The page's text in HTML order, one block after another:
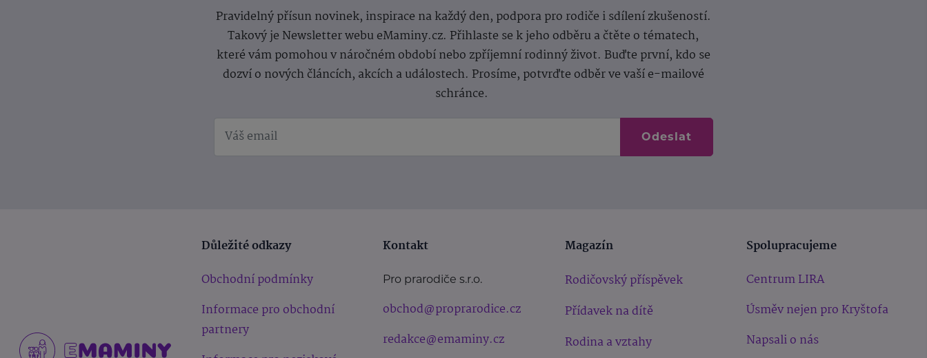
Pravidelný přísun novinek, inspirace na každý den, podpora pro rodiče i sdílení zkušeností.
Takový je Newsletter webu eMaminy.cz. Přihlaste se k jeho odběru a čtěte o tématech,
které vám pomohou v náročném období nebo zpříjemní rodinný život. Buďte první, kdo se
dozví o nových článcích, akcích a událostech. Prosíme, potvrďte odběr ve vaší e-mailové
schránce.
Odeslat
Důležité odkazy
Obchodní podmínky
Informace pro obchodní
partnery
Kontakt
Pro prarodiče s.r.o.
obchod@proprarodice.cz
redakce@emaminy.cz
Magazín
Rodičovský příspěvek
Přídavek na dítě
Rodina a vztahy
Spolupracujeme
Centrum LIRA
Úsměv nejen pro Kryštofa
Napsali o nás